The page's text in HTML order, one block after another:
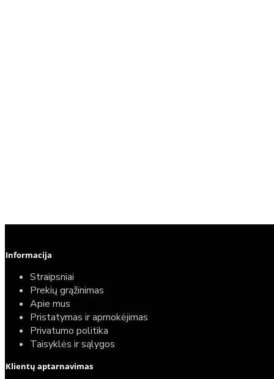
Informacija
Straipsniai
Prekių grąžinimas
Apie mus
Pristatymas ir apmokėjimas
Privatumo politika
Taisyklės ir sąlygos
Klientų aptarnavimas